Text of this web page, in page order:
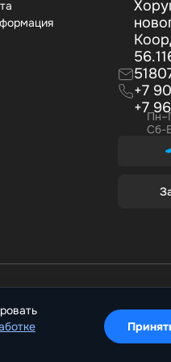
+7
+7
Сб-